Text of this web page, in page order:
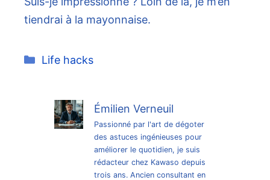
tiendrai à la mayonnaise.
Catégories
Life hacks
Émilien Verneuil
Passionné par l'art de dégoter
des astuces ingénieuses pour
améliorer le quotidien, je suis
rédacteur chez Kawaso depuis
trois ans. Ancien consultant en